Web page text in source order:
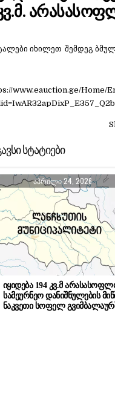
იხილეთ შემდეგ
www.eauction.ge/Home/
სტატიები
ᲐᲞᲠᲘᲚᲘ 24, 2026
იყიდება 194 კვ.მ
სამეურნეო დანიშნულების
ნაკვეთი სოფელ